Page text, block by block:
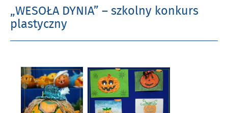
PLASTYCZNY
„WESOŁA DYNIA” – szkolny konkurs
plastyczny
dniu